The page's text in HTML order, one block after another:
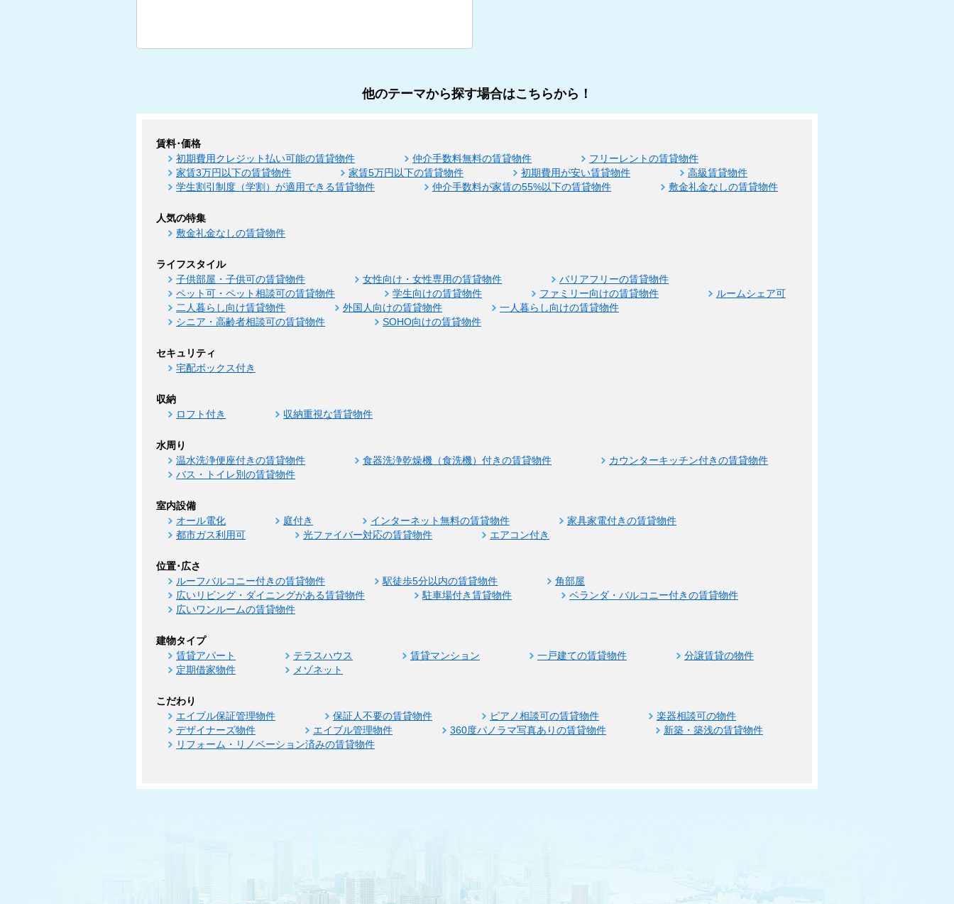
他のテーマから探す場合はこちらから！
賃料･価格
初期費用クレジット払い可能の賃貸物件 仲介手数料無料の賃貸物件
フリーレントの賃貸物件
家賃3万円以下の賃貸物件
家賃5万円以下の賃貸物件 初期費用が安い賃貸物件
高級賃貸物件
学生割引制度（学割）が適用できる賃貸物件
仲介手数料が家賃の55%以下の賃貸物件 敷金礼金なしの賃貸物件
人気の特集
敷金礼金なしの賃貸物件
ライフスタイル
子供部屋・子供可の賃貸物件 女性向け・女性専用の賃貸物件
バリアフリーの賃貸物件
ペット可・ペット相談可の賃貸物件
学生向けの賃貸物件 ファミリー向けの賃貸物件
ルームシェア可
二人暮らし向け賃貸物件
外国人向けの賃貸物件
一人暮らし向けの賃貸物件
シニア・高齢者相談可の賃貸物件
SOHO向けの賃貸物件
セキュリティ
宅配ボックス付き
収納
ロフト付き 収納重視な賃貸物件
水周り
温水洗浄便座付きの賃貸物件 食器洗浄乾燥機（食洗機）付きの賃貸物件
カウンターキッチン付きの賃貸物件
バス・トイレ別の賃貸物件
室内設備
オール電化 庭付き インターネット無料の賃貸物件
家具家電付きの賃貸物件
都市ガス利用可
光ファイバー対応の賃貸物件 エアコン付き
位置･広さ
ルーフバルコニー付きの賃貸物件 駅徒歩5分以内の賃貸物件
角部屋
広いリビング・ダイニングがある賃貸物件
駐車場付き賃貸物件
ベランダ・バルコニー付きの賃貸物件
広いワンルームの賃貸物件
建物タイプ
賃貸アパート テラスハウス 賃貸マンション 一戸建ての賃貸物件
分譲賃貸の物件
定期借家物件
メゾネット
こだわり
エイブル保証管理物件 保証人不要の賃貸物件 ピアノ相談可の賃貸物件
楽器相談可の物件
デザイナーズ物件
エイブル管理物件 360度パノラマ写真ありの賃貸物件
新築・築浅の賃貸物件
リフォーム・リノベーション済みの賃貸物件